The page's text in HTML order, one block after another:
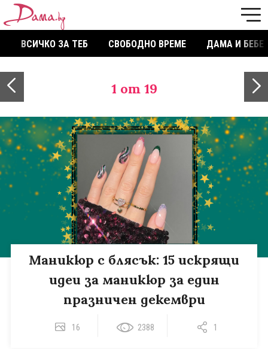
ВСИЧКО ЗА ТЕБ СВОБОДНО ВРЕМЕ ДАМА И БЕБЕ
1 от 19
Маникюр с блясък: 15 искрящи
идеи за маникюр за един
празничен декември
16 2388 1